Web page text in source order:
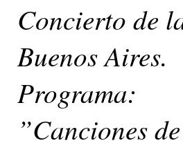
Concierto de
Buenos Aires.
Programa:
”Canciones